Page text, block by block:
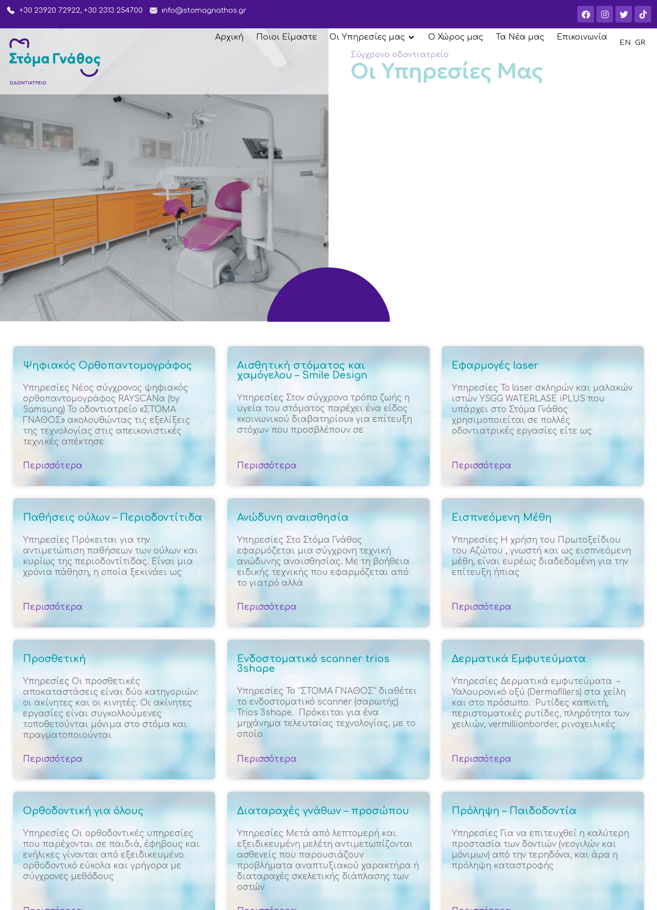
+30 23920 72922, +30 2313 254700 info@stomagnathos.gr
Αρχική Ποιοι Είμαστε Οι Υπηρεσίες μας Ο Χώρος μας Τα Νέα μας Επικοινωνία
EN GR
Σύγχρονο οδοντιατρείο
Οι Υπηρεσίες Μας
Ψηφιακός Ορθοπαντομογράφος
Υπηρεσίες Νέος σύγχρονος ψηφιακός
ορθοπαντομογράφος RAYSCANα (by
Samsung) Το οδοντιατρείο «ΣΤΟΜΑ
ΓΝΑΘΟΣ» ακολουθώντας τις εξελίξεις
της τεχνολογίας στις απεικονιστικές
τεχνικές απέκτησε
Περισσότερα
Αισθητική στόματος και
χαμόγελου – Smile Design
Υπηρεσίες Στον σύγχρονο τρόπο ζωής η
υγεία του στόματος παρέχει ένα είδος
«κοινωνικού διαβατηρίου» για επίτευξη
στόχων που προσβλέπουν σε
Περισσότερα
Εφαρμογές laser
Υπηρεσίες Το laser σκληρών και μαλακών
ιστών YSGG WATERLASE iPLUS που
υπάρχει στο Στόμα Γνάθος
χρησιμοποιείται σε πολλές
οδοντιατρικές εργασίες είτε ως
Περισσότερα
Παθήσεις ούλων – Περιοδοντίτιδα
Υπηρεσίες Πρόκειται για την
αντιμετώπιση παθήσεων των ούλων και
κυρίως της περιοδοντίτιδας. Είναι μια
χρόνια πάθηση, η οποία ξεκινάει ως
Περισσότερα
Ανώδυνη αναισθησία
Υπηρεσίες Στο Στόμα Γνάθος
εφαρμόζεται μια σύγχρονη τεχνική
ανώδυνης αναισθησίας. Με τη βοήθεια
ειδικής τεχνικής που εφαρμόζεται από
το γιατρό αλλά
Περισσότερα
Εισπνεόμενη Μέθη
Υπηρεσίες Η χρήση του Πρωτοξείδιου
του Αζώτου , γνωστή και ως εισπνεόμενη
μέθη, είναι ευρέως διαδεδομένη για την
επίτευξη ήπιας
Περισσότερα
Προσθετική
Υπηρεσίες Οι προσθετικές
αποκαταστάσεις είναι δύο κατηγοριών:
οι ακίνητες και οι κινητές. Οι ακίνητες
εργασίες είναι συγκολλούμενες
τοποθετούνται μόνιμα στο στόμα και
πραγματοποιούνται
Περισσότερα
Ενδοστοματικό scanner trios
3shape
Υπηρεσίες Το “ΣΤΟΜΑ ΓΝΑΘΟΣ” διαθέτει
το ενδοστοματικό scanner (σαρωτής)
Trios 3shape. Πρόκειται για ένα
μηχάνημα τελευταίας τεχνολογίας, με το
οποίο
Περισσότερα
Δερματικά Εμφυτεύματα
Υπηρεσίες Δερματικά εμφυτεύματα –
Υαλουρονικό οξύ (Dermafillers) στα χείλη
και στο πρόσωπο. Ρυτίδες καπνιτή,
περιστοματικές ρυτίδες, πληρότητα των
χειλιών, vermillionborder, ρινοχειλικές
Περισσότερα
Ορθοδοντική για όλους
Υπηρεσίες Οι ορθοδοντικές υπηρεσίες
που παρέχονται σε παιδιά, έφηβους και
ενήλικες γίνονται από εξειδικευμένο
ορθοδοντικό εύκολα και γρήγορα με
σύγχρονες μεθόδους
Διαταραχές γνάθων – προσώπου
Υπηρεσίες Μετά από λεπτομερή και
εξειδικευμένη μελέτη αντιμετωπίζονται
ασθενείς που παρουσιάζουν
προβλήματα αναπτυξιακού χαρακτήρα ή
διαταραχές σκελετικής διάπλασης των
οστών
Πρόληψη – Παιδοδοντία
Υπηρεσίες Για να επιτευχθεί η καλύτερη
προστασία των δοντιών (νεογιλών και
μόνιμων) από την τερηδόνα, και άρα η
πρόληψη καταστροφής